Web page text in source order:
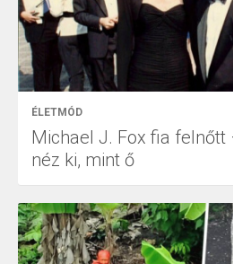
ÉLETMÓD
Michael J. Fox fia felnőtt
néz ki, mint ő